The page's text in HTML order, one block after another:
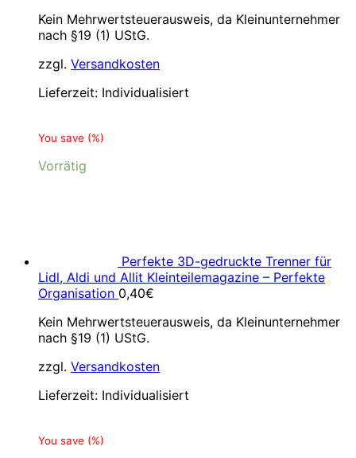
Kein Mehrwertsteuerausweis, da Kleinunternehmer
nach §19 (1) UStG.
zzgl. Versandkosten
Lieferzeit: Individualisiert
You save (%)
Vorrätig
Perfekte 3D-gedruckte Trenner für
Lidl, Aldi und Allit Kleinteilemagazine – Perfekte
Organisation 0,40€
Kein Mehrwertsteuerausweis, da Kleinunternehmer
nach §19 (1) UStG.
zzgl. Versandkosten
Lieferzeit: Individualisiert
You save (%)